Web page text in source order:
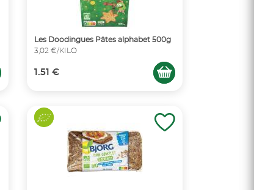
Les Doodingues Pâtes alphabet 500g
3,02 €/KILO
1.51 €